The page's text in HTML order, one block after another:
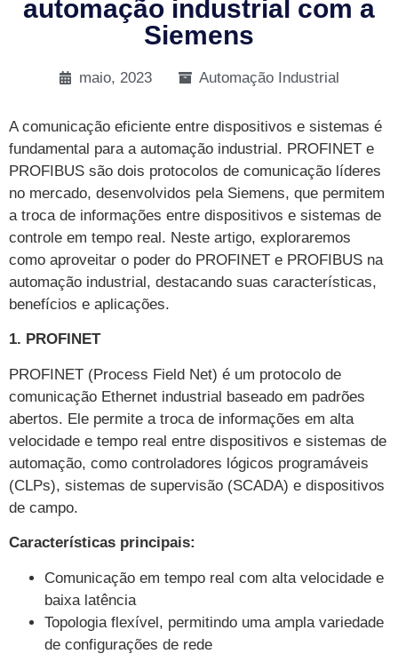
automação industrial com a
Siemens
maio, 2023 Automação Industrial
A comunicação eficiente entre dispositivos e sistemas é
fundamental para a automação industrial. PROFINET e
PROFIBUS são dois protocolos de comunicação líderes
no mercado, desenvolvidos pela Siemens, que permitem
a troca de informações entre dispositivos e sistemas de
controle em tempo real. Neste artigo, exploraremos
como aproveitar o poder do PROFINET e PROFIBUS na
automação industrial, destacando suas características,
benefícios e aplicações.
1. PROFINET
PROFINET (Process Field Net) é um protocolo de
comunicação Ethernet industrial baseado em padrões
abertos. Ele permite a troca de informações em alta
velocidade e tempo real entre dispositivos e sistemas de
automação, como controladores lógicos programáveis
(CLPs), sistemas de supervisão (SCADA) e dispositivos
de campo.
Características principais:
Comunicação em tempo real com alta velocidade e
baixa latência
Topologia flexível, permitindo uma ampla variedade
de configurações de rede